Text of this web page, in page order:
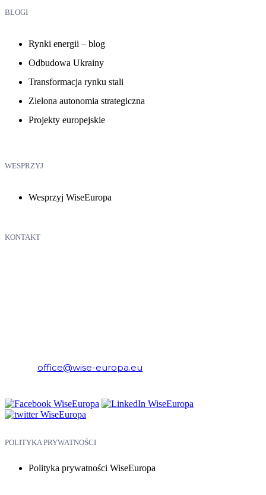
BLOGI
Rynki energii – blog
Odbudowa Ukrainy
Transformacja rynku stali
Zielona autonomia strategiczna
Projekty europejskie
WESPRZYJ
Wesprzyj WiseEuropa
KONTAKT
office@wise-europa.eu
POLITYKA PRYWATNOŚCI
Polityka prywatności WiseEuropa